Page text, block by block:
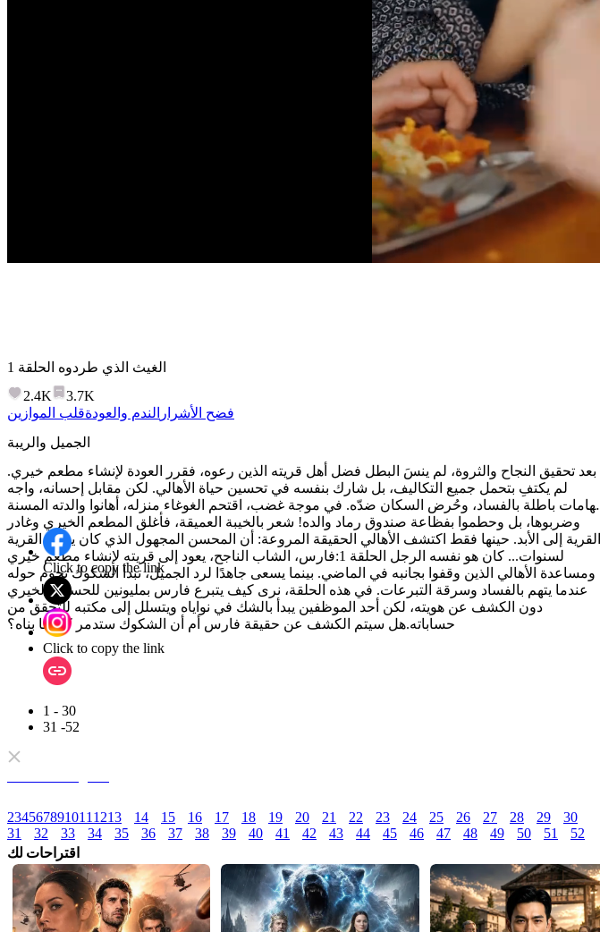
الغيث الذي طردوه الحلقة 1
2.4K
3.7K
فضح الأشرار الندم والعودةقلب الموازين
الجميل والريبة
بعد تحقيق النجاح والثروة، لم ينسَ البطل فضل أهل قريته الذين رعوه، فقرر العودة لإنشاء مطعم خيري.
لم يكتفِ بتحمل جميع التكاليف، بل شارك بنفسه في تحسين حياة الأهالي. لكن مقابل إحسانه، واجه
اتهامات باطلة بالفساد، وحُرض السكان ضدّه. في موجة غضب، اقتحم الغوغاء منزله، أهانوا والدته المسنة
وضربوها، بل وحطموا بفظاعة صندوق رماد والده! شعر بالخيبة العميقة، فأغلق المطعم الخيري وغادر
القرية إلى الأبد. حينها فقط اكتشف الأهالي الحقيقة المروعة: أن المحسن المجهول الذي كان يدعم القرية
لسنوات... كان هو نفسه الرجل الحلقة 1:فارس، الشاب الناجح، يعود إلى قريته لإنشاء مطعم خيري
ومساعدة الأهالي الذين وقفوا بجانبه في الماضي. بينما يسعى جاهدًا لرد الجميل، تبدأ الشكوك تحوم حوله
عندما يتهم بالفساد وسرقة التبرعات. في هذه الحلقة، نرى كيف يتبرع فارس بمليونين للحساب الخيري
دون الكشف عن هويته، لكن أحد الموظفين يبدأ بالشك في نواياه ويتسلل إلى مكتبه للتحقق من
حساباته.هل سيتم الكشف عن حقيقة فارس أم أن الشكوك ستدمر كل ما بناه؟
Click to copy the link
Click to copy the link
1 - 30
31 -52
234567891011 1213 14 15 16 17 18 19 20 21 22 23 24 25 26 27 28 29
30
31
32 33 34 35 36 37 38 39 40 41 42 43 44 45 46 47 48 49 50 51 52
اقتراحات لك